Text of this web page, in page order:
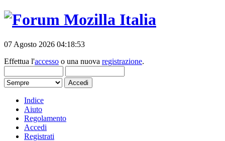
07 Agosto 2026 04:18:53
Effettua l'accesso o una nuova registrazione.
Indice
Aiuto
Regolamento
Accedi
Registrati